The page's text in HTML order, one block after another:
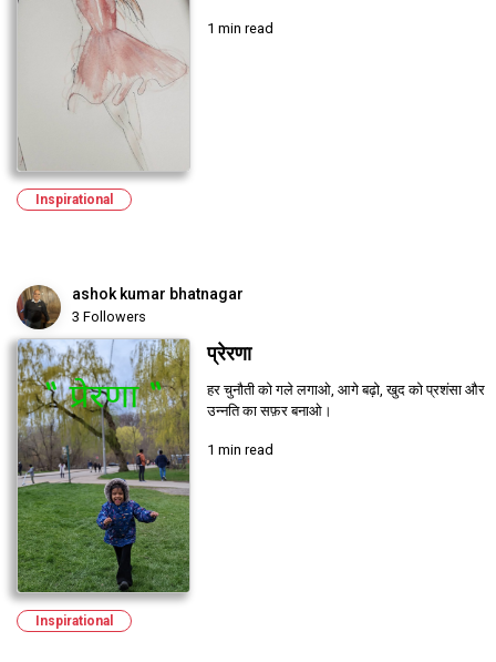
1 min read
Inspirational
ashok kumar bhatnagar
3 Followers
प्रेरणा
हर चुनौती को गले लगाओ, आगे बढ़ो, खुद को प्रशंसा और
उन्नति का सफ़र बनाओ।
1 min read
Inspirational